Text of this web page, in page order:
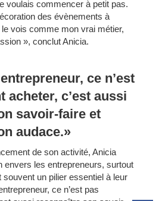
voulais commencer à petit pas.
des évènements à
le vois comme mon vrai métier,
», conclut Anicia.
ce n’est
acheter, c’est aussi
savoir-faire et
audace.»
de son activité, Anicia
envers les entrepreneurs, surtout
un pilier essentiel à leur
ce n’est pas